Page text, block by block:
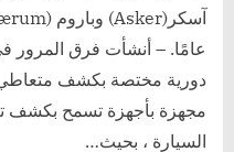
عامًا. – أنشأت فرق
دورية مختصة بكشف متعاطي
مجهزة بأجهزة تسمح بكشف
السيارة ، بحيث…